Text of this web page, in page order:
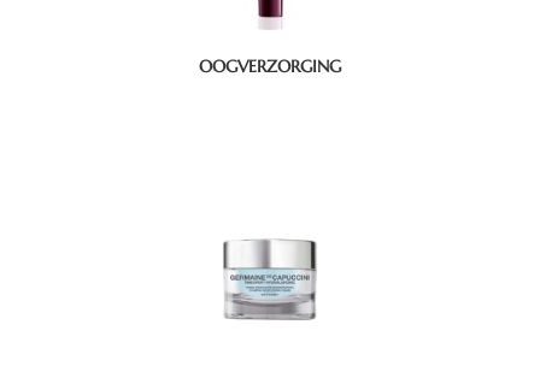
OOGVERZORGING